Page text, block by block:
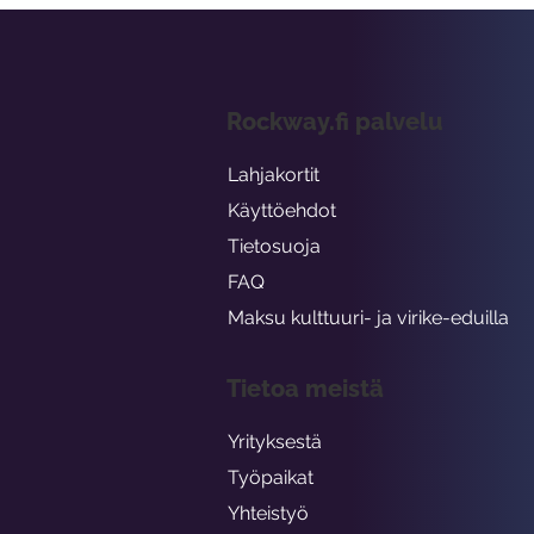
Rockway.fi palvelu
Lahjakortit
Käyttöehdot
Tietosuoja
FAQ
Maksu kulttuuri- ja virike-eduilla
Tietoa meistä
Yrityksestä
Työpaikat
Yhteistyö